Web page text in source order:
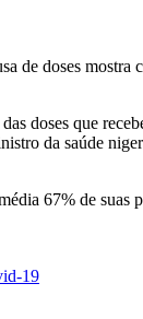
de doses
doses que
da saúde
67% de
19